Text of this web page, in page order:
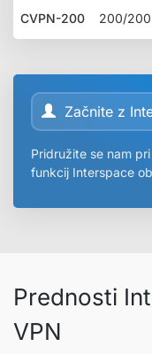
CVPN-200 200/
Začnite z
Pridružite se nam
funkcij Interspace
Prednosti
VPN